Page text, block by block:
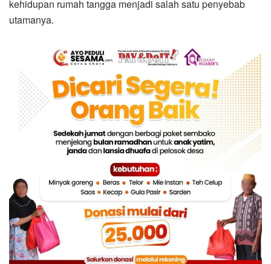
kehidupan rumah tangga menjadi salah satu penyebab
utamanya.